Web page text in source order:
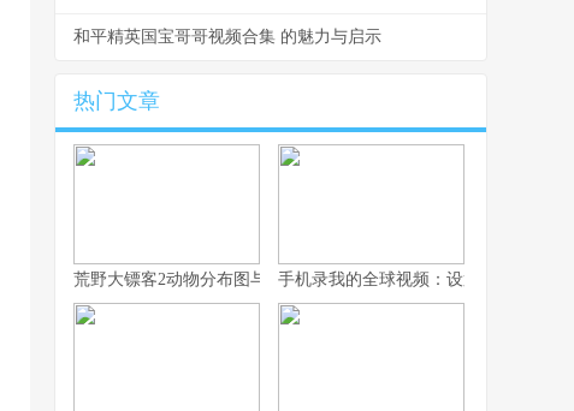
和平精英国宝哥哥视频合集 的魅力与启示
热门文章
荒野大镖客2动物分布图与沉浸式狩猎之旅手机录我的全球视频：设置与剪辑